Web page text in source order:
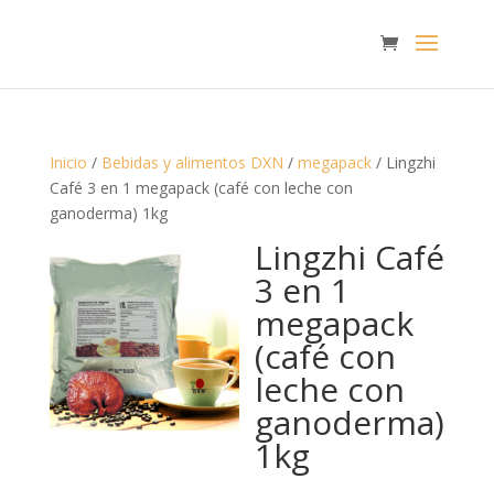
Inicio / Bebidas y alimentos DXN / megapack/ Lingzhi
Café 3 en 1 megapack (café con leche con
ganoderma) 1kg
Lingzhi Café
3 en 1
megapack
(café con
leche con
ganoderma)
1kg